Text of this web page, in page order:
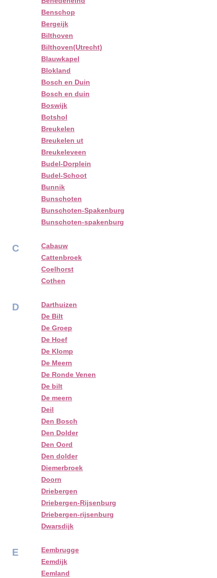
Benschop
Bergeijk
Bilthoven
Bilthoven(Utrecht)
Blauwkapel
Blokland
Bosch en Duin
Bosch en duin
Boswijk
Botshol
Breukelen
Breukelen ut
Breukeleveen
Budel-Dorplein
Budel-Schoot
Bunnik
Bunschoten
Bunschoten-Spakenburg
Bunschoten-spakenburg
C
Cabauw
Cattenbroek
Coelhorst
Cothen
D
Darthuizen
De Bilt
De Groep
De Hoef
De Klomp
De Meern
De Ronde Venen
De bilt
De meern
Deil
Den Bosch
Den Dolder
Den Oord
Den dolder
Diemerbroek
Doorn
Driebergen
Driebergen-Rijsenburg
Driebergen-rijsenburg
Dwarsdijk
E
Eembrugge
Eemdijk
Eemland